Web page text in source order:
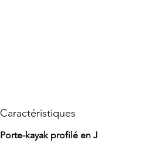
Caractéristiques
Porte-kayak profilé en J